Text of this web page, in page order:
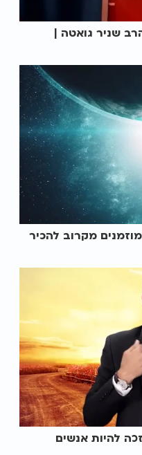
שניר גואטה |
מקרוב להכיר
להיות אנשים